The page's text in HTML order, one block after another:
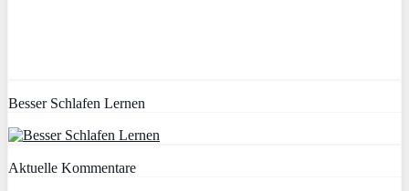
Besser Schlafen Lernen
Aktuelle Kommentare